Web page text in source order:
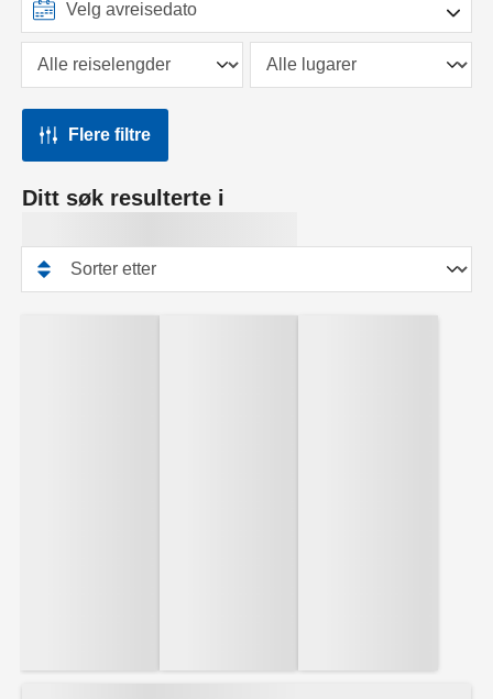
Flere filtre
Ditt søk resulterte i